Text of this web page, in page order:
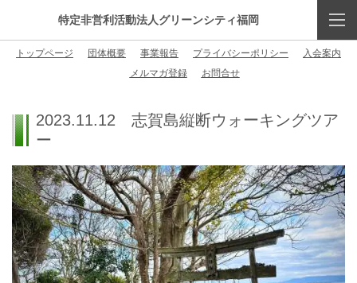
特定非営利活動法人グリーンシティ福岡
トップページ 団体概要 事業報告 プライバシーポリシー
入会案内
メルマガ登録
お問合せ
2023.11.12 志賀島縦断ウォーキングツア
ー